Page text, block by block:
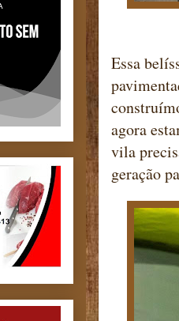
Essa
agora
vila
geração